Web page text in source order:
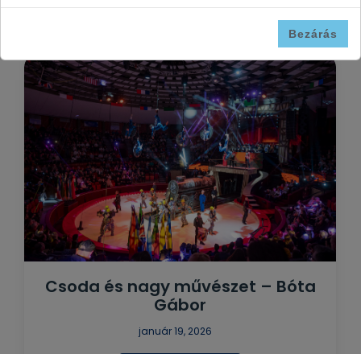
Bezárás
megjelenéseket.
Csoda és nagy művészet – Bóta
Gábor
január 19, 2026